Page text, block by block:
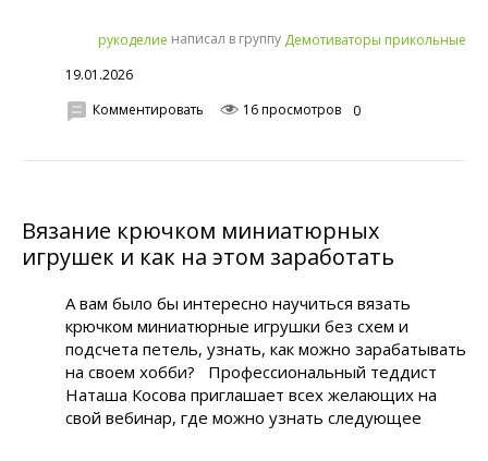
рукoделиe написал в группу Демотиваторы прикольные
19.01.2026
Комментировать
16 просмотров 0
Вязание крючком миниатюрных
игрушек и как на этом заработать
А вам было бы интересно научиться вязать
крючком миниатюрные игрушки без схем и
подсчета петель, узнать, как можно зарабатывать
на своем хобби? Профессиональный теддист
Наташа Косова приглашает всех желающих на
свой вебинар, где можно узнать следующее